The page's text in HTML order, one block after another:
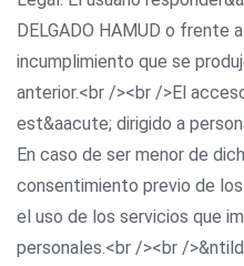
DELGADO HAMUD o frente
incumplimiento que se
anterior.<br /><br />El
est&aacute; dirigido a
En caso de ser menor de
consentimiento previo de
el uso de los servicios que
personales.<br /><br /